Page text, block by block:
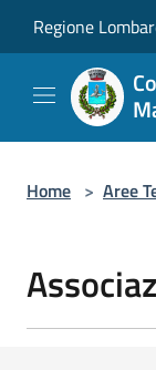
Regione
Home > Aree